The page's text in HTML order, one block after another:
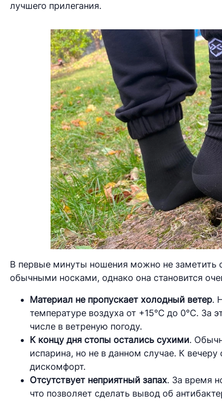
лучшего прилегания.
В первые минуты ношения можно не
обычными носками, однако она становится
Материал не пропускает холодный ветер.
температуре воздуха от +15°C до 0°C. За
числе в ветреную погоду.
К концу дня стопы остались сухими.
испарина, но не в данном случае. К
дискомфорт.
Отсутствует неприятный запах. За время
что позволяет сделать вывод об